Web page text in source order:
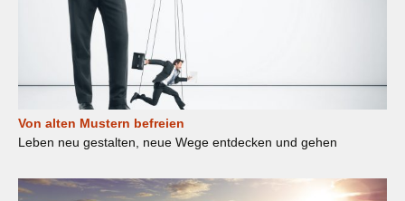
Von alten Mustern befreien
Leben neu gestalten, neue Wege entdecken und gehen